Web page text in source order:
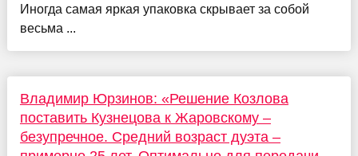
Иногда самая яркая упаковка скрывает за собой
весьма ...
Владимир Юрзинов: «Решение Козлова
поставить Кузнецова к Жаровскому –
безупречное. Средний возраст дуэта –